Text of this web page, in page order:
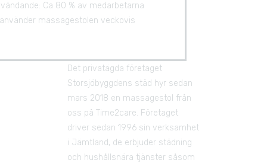
Ca 80 % av medarbetarna
massagestolen veckovis
Det privatägda företaget
Storsjöbyggdens städ hyr sedan
mars 2018 en massagestol från
oss på Time2care. Företaget
driver sedan 1996 sin verksamhet
i Jämtland, de erbjuder städning
och hushållsnära tjänster såsom